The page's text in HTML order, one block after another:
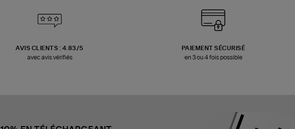
AVIS CLIENTS : 4.83/5
avec avis vérifiés
PAIEMENT SÉCURISÉ
en 3 ou 4 fois possible